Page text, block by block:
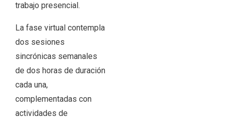
trabajo presencial.
La fase virtual contempla
dos sesiones
sincrónicas semanales
de dos horas de duración
cada una,
complementadas con
actividades de